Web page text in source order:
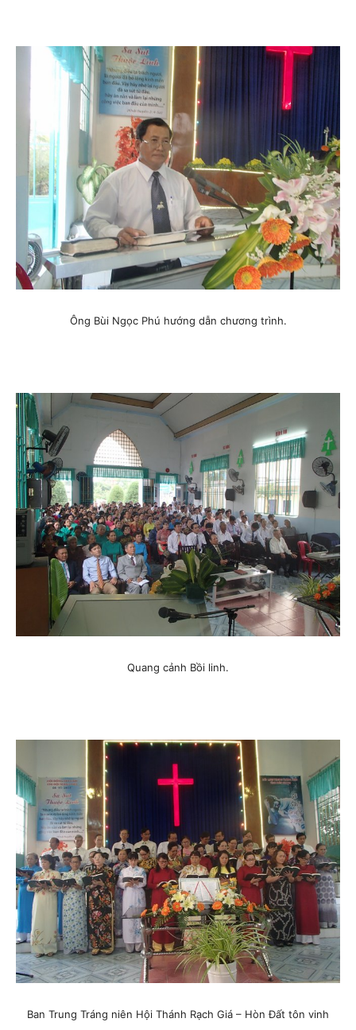
Ông Bùi Ngọc Phú hướng dẫn chương trình.
Quang cảnh Bồi linh.
Ban Trung Tráng niên Hội Thánh Rạch Giá – Hòn Đất tôn vinh